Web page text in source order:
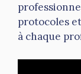
protocoles
à chaque